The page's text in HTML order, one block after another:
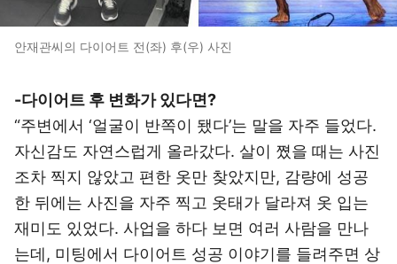
안재관씨의 다이어트 전(좌) 후(우) 사진
-다이어트 후 변화가 있다면?
“주변에서 ‘얼굴이 반쪽이 됐다’는 말을 자주 들었다.
자신감도 자연스럽게 올라갔다. 살이 쪘을 때는 사진
조차 찍지 않았고 편한 옷만 찾았지만, 감량에 성공
한 뒤에는 사진을 자주 찍고 옷태가 달라져 옷 입는
재미도 있었다. 사업을 하다 보면 여러 사람을 만나
는데, 미팅에서 다이어트 성공 이야기를 들려주면 상